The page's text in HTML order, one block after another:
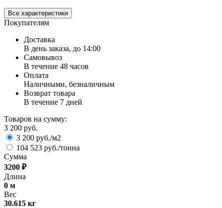
Все характеристики
Покупателям
Доставка
В день заказа, до 14:00
Самовывоз
В течение 48 часов
Оплата
Наличными, безналичным
Возврат товара
В течение 7 дней
Товаров на сумму:
3 200 руб.
3 200 руб./м2
104 523 руб./тонна
Сумма
3200 ₽
Длина
0 м
Вес
30.615 кг